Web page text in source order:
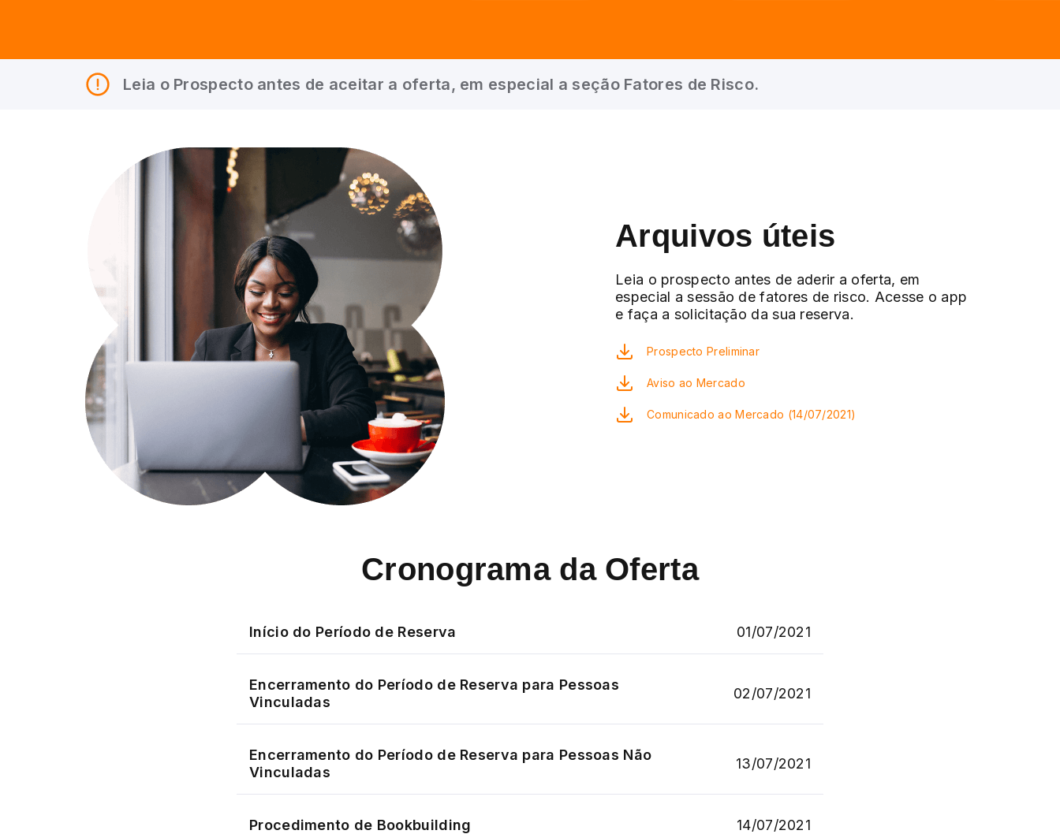
Leia o Prospecto antes de aceitar a oferta, em especial a seção Fatores de Risco.
Arquivos úteis
Leia o prospecto antes de aderir a oferta, em
especial a sessão de fatores de risco. Acesse o app
e faça a solicitação da sua reserva.
Prospecto Preliminar
Aviso ao Mercado
Comunicado ao Mercado (14/07/2021)
Cronograma da Oferta
Início do Período de Reserva 01/07/2021
Encerramento do Período de Reserva para Pessoas
Vinculadas
02/07/2021
Encerramento do Período de Reserva para Pessoas Não
Vinculadas
13/07/2021
Procedimento de Bookbuilding 14/07/2021